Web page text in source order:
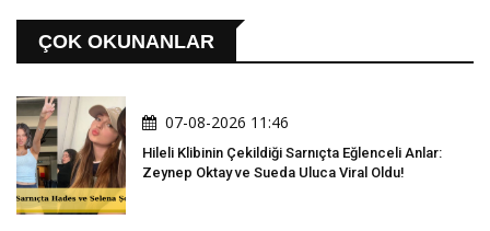
ÇOK OKUNANLAR
07-08-2026 11:46
Hileli Klibinin Çekildiği Sarnıçta Eğlenceli Anlar:
Zeynep Oktay ve Sueda Uluca Viral Oldu!